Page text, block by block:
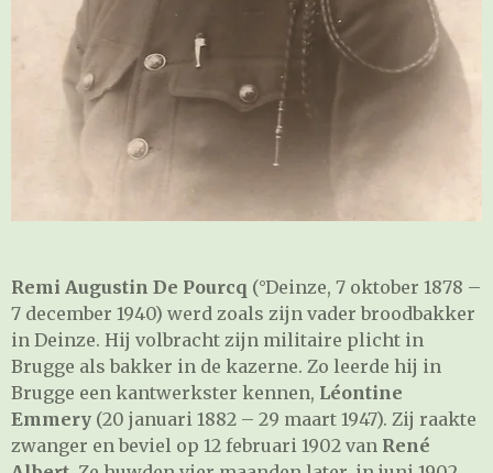
Remi Augustin De Pourcq (°Deinze, 7 oktober 1878 –
7 december 1940) werd zoals zijn vader broodbakker
in Deinze. Hij volbracht zijn militaire plicht in
Brugge als bakker in de kazerne. Zo leerde hij in
Brugge een kantwerkster kennen, Léontine
Emmery (20 januari 1882 – 29 maart 1947). Zij raakte
zwanger en beviel op 12 februari 1902 van René